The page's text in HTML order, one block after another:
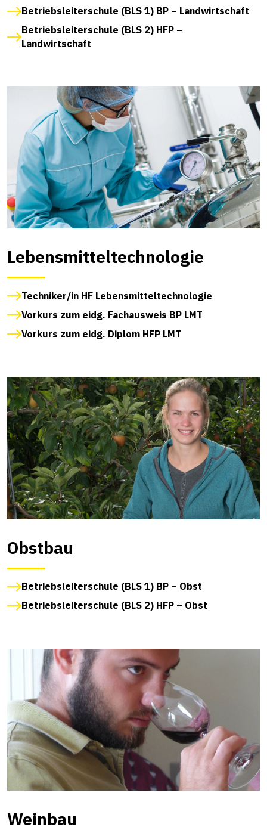
Betriebsleiterschule (BLS 1) BP – Landwirtschaft
Betriebsleiterschule (BLS 2) HFP –
Landwirtschaft
Lebensmitteltechnologie
Techniker/in HF Lebensmitteltechnologie
Vorkurs zum eidg. Fachausweis BP LMT
Vorkurs zum eidg. Diplom HFP LMT
Obstbau
Betriebsleiterschule (BLS 1) BP – Obst
Betriebsleiterschule (BLS 2) HFP – Obst
Weinbau